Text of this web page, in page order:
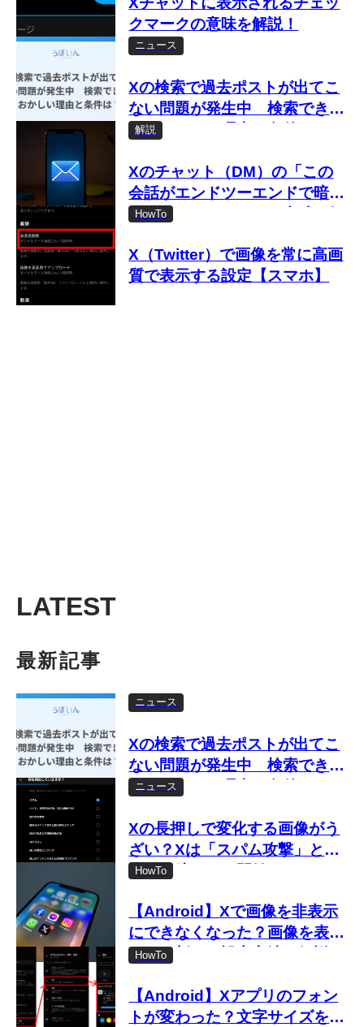
クマークの意味を解説！
ニュース
Xの検索で過去ポストが出てこ
ない問題が発生中 検索できな
い・おかしい理由と条件は？
解説
Xのチャット（DM）の「この
会話がエンドツーエンドで暗号
化されました」とは？意味を解
HowTo
X（Twitter）で画像を常に高画
質で表示する設定【スマホ】
LATEST
最新記事
ニュース
Xの検索で過去ポストが出てこ
ない問題が発生中 検索できな
い・おかしい理由と条件は？
ニュース
Xの長押しで変化する画像がう
ざい？Xは「スパム攻撃」とし
て取り締まりを開始
HowTo
【Android】Xで画像を非表示
にできなくなった？画像を表示
しない新しい設定方法を解説
HowTo
【Android】Xアプリのフォン
トが変わった？文字サイズを変